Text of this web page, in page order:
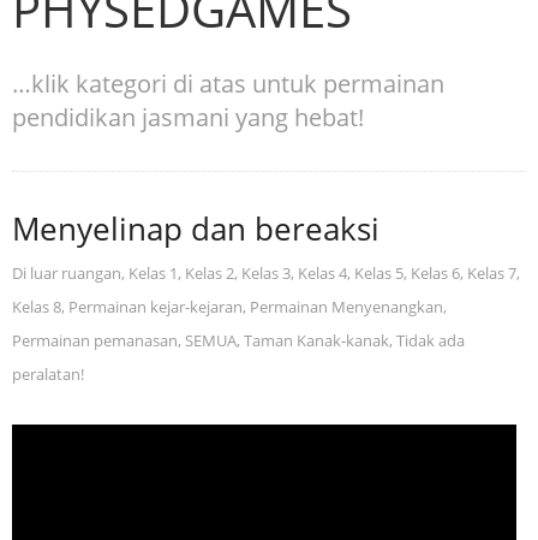
…klik kategori di atas untuk permainan
pendidikan jasmani yang hebat!
Menyelinap dan bereaksi
Di luar ruangan, Kelas 1, Kelas 2, Kelas 3, Kelas 4, Kelas 5, Kelas 6, Kelas 7,
Kelas 8, Permainan kejar-kejaran, Permainan Menyenangkan,
Permainan pemanasan, SEMUA, Taman Kanak-kanak, Tidak ada
peralatan!